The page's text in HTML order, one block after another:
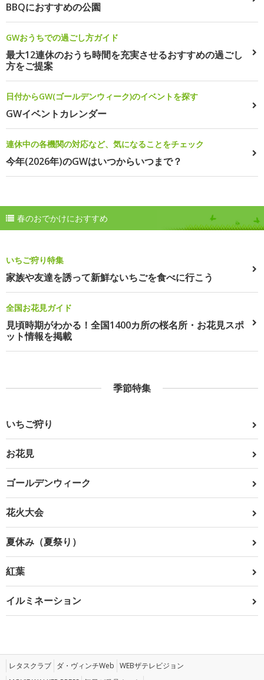
BBQにおすすめの公園
GWおうちでの過ごし方ガイド
最大12連休のおうち時間を充実させるおすすめの過ごし
方をご提案
日付からGW(ゴールデンウィーク)のイベントを探す
GWイベントカレンダー
連休中の各機関の対応など、気になることをチェック
今年(2026年)のGWはいつからいつまで？
春のおでかけにおすすめ
いちご狩り特集
家族や友達を誘って新鮮ないちごを食べに行こう
全国お花見ガイド
見頃時期がわかる！全国1400カ所の桜名所・お花見スポ
ット情報を掲載
季節特集
いちご狩り
お花見
ゴールデンウィーク
花火大会
夏休み（夏祭り）
紅葉
イルミネーション
レタスクラブ ダ・ヴィンチWeb WEBザテレビジョン